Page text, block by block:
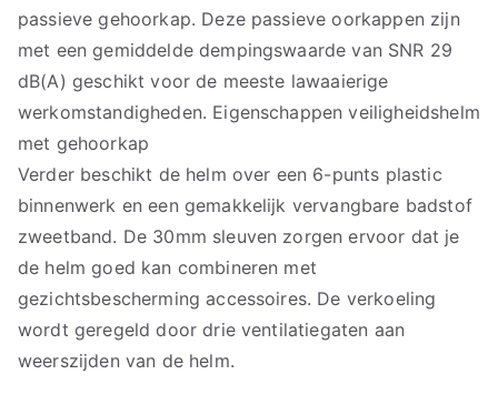
passieve gehoorkap. Deze passieve oorkappen zijn
met een gemiddelde dempingswaarde van SNR 29
dB(A) geschikt voor de meeste lawaaierige
werkomstandigheden. Eigenschappen veiligheidshelm
met gehoorkap
Verder beschikt de helm over een 6-punts plastic
binnenwerk en een gemakkelijk vervangbare badstof
zweetband. De 30mm sleuven zorgen ervoor dat je
de helm goed kan combineren met
gezichtsbescherming accessoires. De verkoeling
wordt geregeld door drie ventilatiegaten aan
weerszijden van de helm.